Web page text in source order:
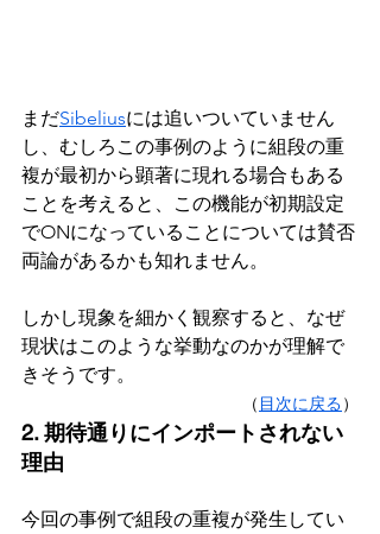
まだSibeliusには追いついていません
し、むしろこの事例のように組段の重
複が最初から顕著に現れる場合もある
ことを考えると、この機能が初期設定
でONになっていることについては賛否
両論があるかも知れません。
しかし現象を細かく観察すると、なぜ
現状はこのような挙動なのかが理解で
きそうです。
（ 目次に戻る）
2. 期待通りにインポートされない
理由
今回の事例で組段の重複が発生してい